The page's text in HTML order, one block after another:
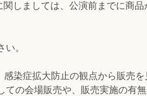
しましては、公演前までに商
。
染症拡大防止の観点から販売
ての会場販売や、販売実施の有